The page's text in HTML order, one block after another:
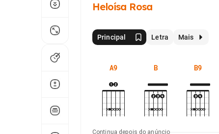
Heloísa Rosa
Principal Letra Mais
A9 B B9
Continua depois do anúncio